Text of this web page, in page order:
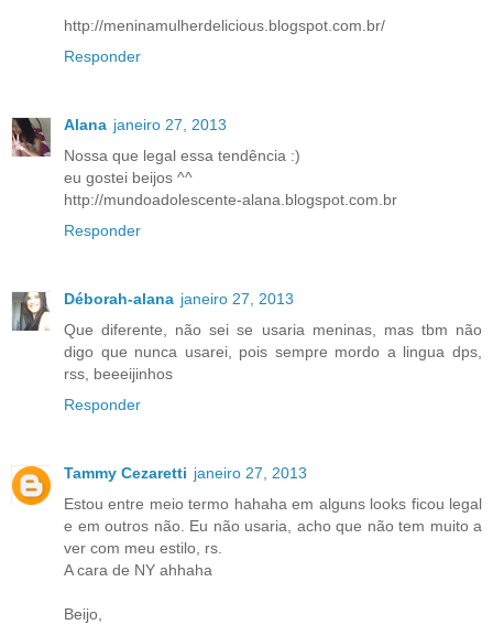
http://meninamulherdelicious.blogspot.com.br/
Responder
Alana janeiro 27, 2013
Nossa que legal essa tendência :)
eu gostei beijos ^^
http://mundoadolescente-alana.blogspot.com.br
Responder
Déborah-alana janeiro 27, 2013
Que diferente, não sei se usaria meninas, mas tbm não
digo que nunca usarei, pois sempre mordo a lingua dps,
rss, beeeijinhos
Responder
Tammy Cezaretti janeiro 27, 2013
Estou entre meio termo hahaha em alguns looks ficou legal
e em outros não. Eu não usaria, acho que não tem muito a
ver com meu estilo, rs.
A cara de NY ahhaha
Beijo,